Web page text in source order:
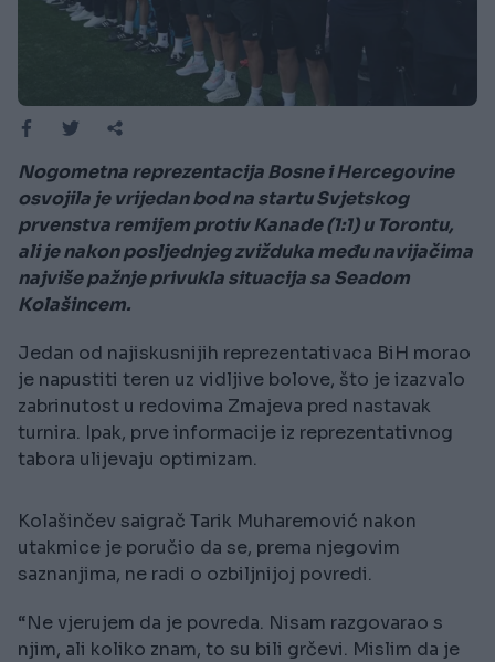
Nogometna reprezentacija Bosne i Hercegovine
osvojila je vrijedan bod na startu Svjetskog
prvenstva remijem protiv Kanade (1:1) u Torontu,
ali je nakon posljednjeg zvižduka među navijačima
najviše pažnje privukla situacija sa Seadom
Kolašincem.
Jedan od najiskusnijih reprezentativaca BiH morao
je napustiti teren uz vidljive bolove, što je izazvalo
zabrinutost u redovima Zmajeva pred nastavak
turnira. Ipak, prve informacije iz reprezentativnog
tabora ulijevaju optimizam.
Kolašinčev saigrač Tarik Muharemović nakon
utakmice je poručio da se, prema njegovim
saznanjima, ne radi o ozbiljnijoj povredi.
“Ne vjerujem da je povreda. Nisam razgovarao s
njim, ali koliko znam, to su bili grčevi. Mislim da je